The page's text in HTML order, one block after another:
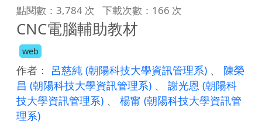
點閱數：3,784 次 下載次數：166 次
CNC電腦輔助教材
web
作者： 呂慈純 (朝陽科技大學資訊管理系) 、 陳榮
昌 (朝陽科技大學資訊管理系) 、 謝光恩 (朝陽科
技大學資訊管理系) 、 楊甯 (朝陽科技大學資訊管
理系)